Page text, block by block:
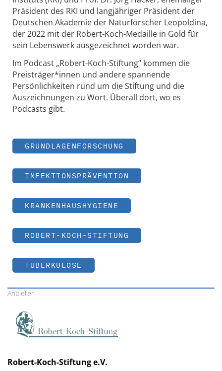
Präsident des RKI und langjähriger Präsident der
Deutschen Akademie der Naturforscher Leopoldina,
der 2022 mit der Robert-Koch-Medaille in Gold für
sein Lebenswerk ausgezeichnet worden war.
Im Podcast „Robert-Koch-Stiftung“ kommen die
Preisträger*innen und andere spannende
Persönlichkeiten rund um die Stiftung und die
Auszeichnungen zu Wort. Überall dort, wo es
Podcasts gibt.
GRUNDLAGENFORSCHUNG
INFEKTIONSPRÄVENTION
KRANKENHAUSHYGIENE
ROBERT-KOCH-STIFTUNG
TUBERKULOSE
Anbieter
Robert-Koch-Stiftung e.V.